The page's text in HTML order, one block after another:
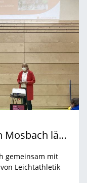
„Meine Schule: LÄUFT!“ – in Mosbach läuft was!
gemeinsam mit
Leichtathletik